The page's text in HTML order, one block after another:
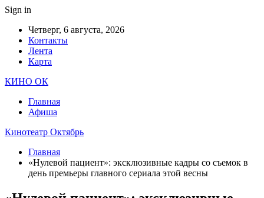
Sign in
Четверг, 6 августа, 2026
Контакты
Лента
Карта
КИНО ОК
Главная
Афиша
Кинотеатр Октябрь
Главная
«Нулевой пациент»: эксклюзивные кадры со съемок в
день премьеры главного сериала этой весны